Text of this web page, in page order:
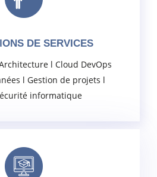
DE SERVICES
l Cloud DevOps
l Gestion de projets l
informatique